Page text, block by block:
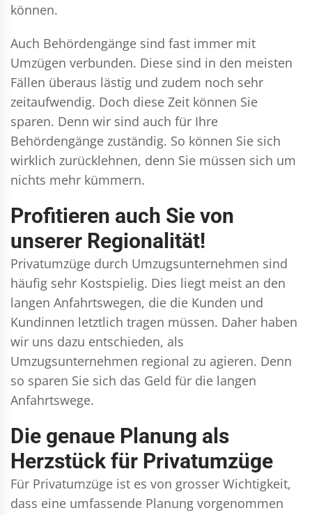
können.
Auch Behördengänge sind fast immer mit
Umzügen verbunden. Diese sind in den meisten
Fällen überaus lästig und zudem noch sehr
zeitaufwendig. Doch diese Zeit können Sie
sparen. Denn wir sind auch für Ihre
Behördengänge zuständig. So können Sie sich
wirklich zurücklehnen, denn Sie müssen sich um
nichts mehr kümmern.
Profitieren auch Sie von
unserer Regionalität!
Privatumzüge durch Umzugsunternehmen sind
häufig sehr Kostspielig. Dies liegt meist an den
langen Anfahrtswegen, die die Kunden und
Kundinnen letztlich tragen müssen. Daher haben
wir uns dazu entschieden, als
Umzugsunternehmen regional zu agieren. Denn
so sparen Sie sich das Geld für die langen
Anfahrtswege.
Die genaue Planung als
Herzstück für Privatumzüge
Für Privatumzüge ist es von grosser Wichtigkeit,
dass eine umfassende Planung vorgenommen